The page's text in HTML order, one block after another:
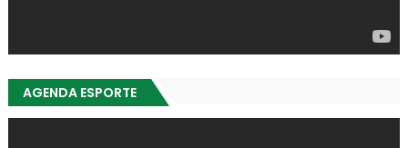
AGENDA ESPORTE